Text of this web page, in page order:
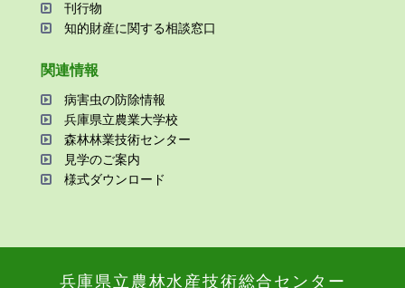
刊⾏物
知的財産に関する相談窓⼝
関連情報
病害⾍の防除情報
兵庫県⽴農業⼤学校
森林林業技術センター
⾒学のご案内
様式ダウンロード
兵庫県⽴農林⽔産技術総合センター